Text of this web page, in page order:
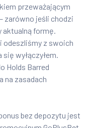
przeważającym
zarówno jeśli chodzi
aktualną formę.
odeszliśmy z swoich
wyłączyłem.
Holds Barred
na zasadach
bez depozytu jest